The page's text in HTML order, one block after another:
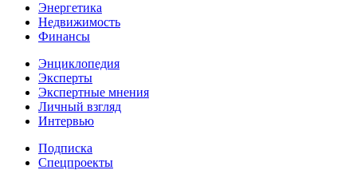
Энергетика
Недвижимость
Финансы
Энциклопедия
Эксперты
Экспертные мнения
Личный взгляд
Интервью
Подписка
Спецпроекты